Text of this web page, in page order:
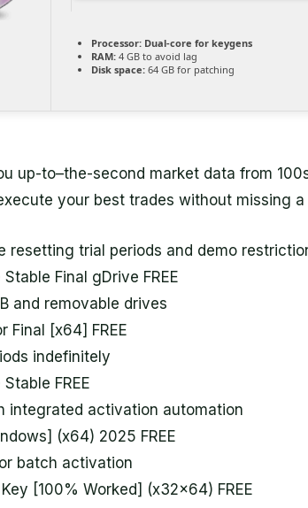
Processor: Dual-core for keygens
RAM: 4 GB to avoid lag
Disk space: 64 GB for patching
up-to–the-second market data from
your best trades without missing a
resetting trial periods and demo
Final gDrive FREE
and removable drives
Final [x64] FREE
indefinitely
FREE
integrated activation automation
(x64) 2025 FREE
batch activation
[100% Worked] (x32x64) FREE